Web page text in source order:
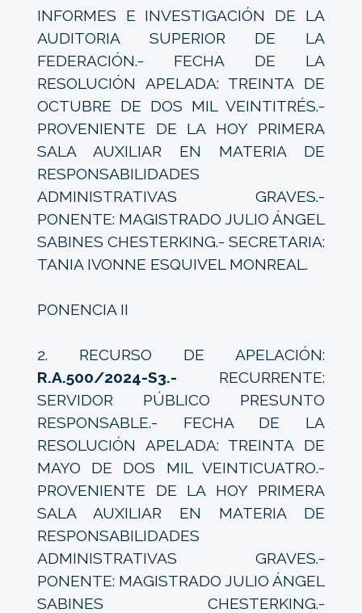
INFORMES E INVESTIGACIÓN DE LA
AUDITORIA SUPERIOR DE LA
FEDERACIÓN.- FECHA DE LA
RESOLUCIÓN APELADA: TREINTA DE
OCTUBRE DE DOS MIL VEINTITRÉS.-
PROVENIENTE DE LA HOY PRIMERA
SALA AUXILIAR EN MATERIA DE
RESPONSABILIDADES
ADMINISTRATIVAS GRAVES.-
PONENTE: MAGISTRADO JULIO ÁNGEL
SABINES CHESTERKING.- SECRETARIA:
TANIA IVONNE ESQUIVEL MONREAL.
PONENCIA II
2. RECURSO DE APELACIÓN:
R.A.500/2024-S3.- RECURRENTE:
SERVIDOR PÚBLICO PRESUNTO
RESPONSABLE.- FECHA DE LA
RESOLUCIÓN APELADA: TREINTA DE
MAYO DE DOS MIL VEINTICUATRO.-
PROVENIENTE DE LA HOY PRIMERA
SALA AUXILIAR EN MATERIA DE
RESPONSABILIDADES
ADMINISTRATIVAS GRAVES.-
PONENTE: MAGISTRADO JULIO ÁNGEL
SABINES CHESTERKING.-